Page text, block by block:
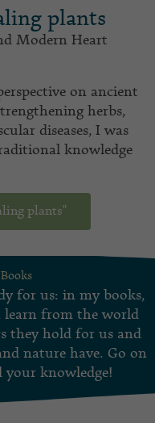
plants
Modern Heart
on ancient
herbs,
diseases, I was
knowledge
plants"
for us: in my books,
learn from the world
they hold for us and
nature have. Go on
your knowledge!